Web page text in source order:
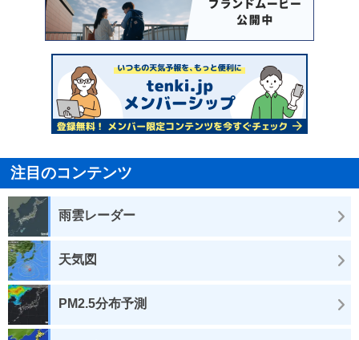
注目のコンテンツ
雨雲レーダー
天気図
PM2.5分布予測